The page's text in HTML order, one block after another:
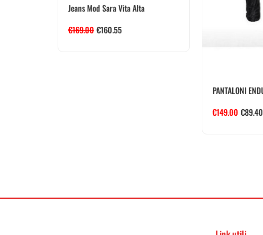
Jeans Mod Sara Vita Alta
€169.00 €160.55
PANTALONI
€149.00 €89.40